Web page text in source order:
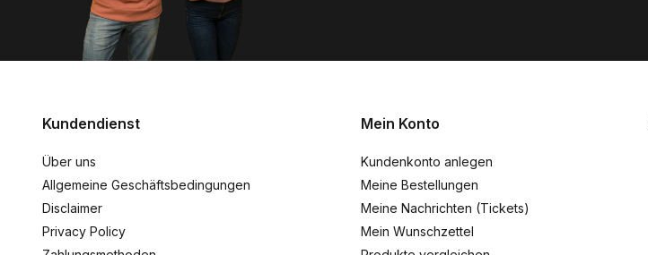
Kundendienst
Über uns
Allgemeine Geschäftsbedingungen
Disclaimer
Privacy Policy
Mein Konto
Kundenkonto anlegen
Meine Bestellungen
Meine Nachrichten (Tickets)
Mein Wunschzettel